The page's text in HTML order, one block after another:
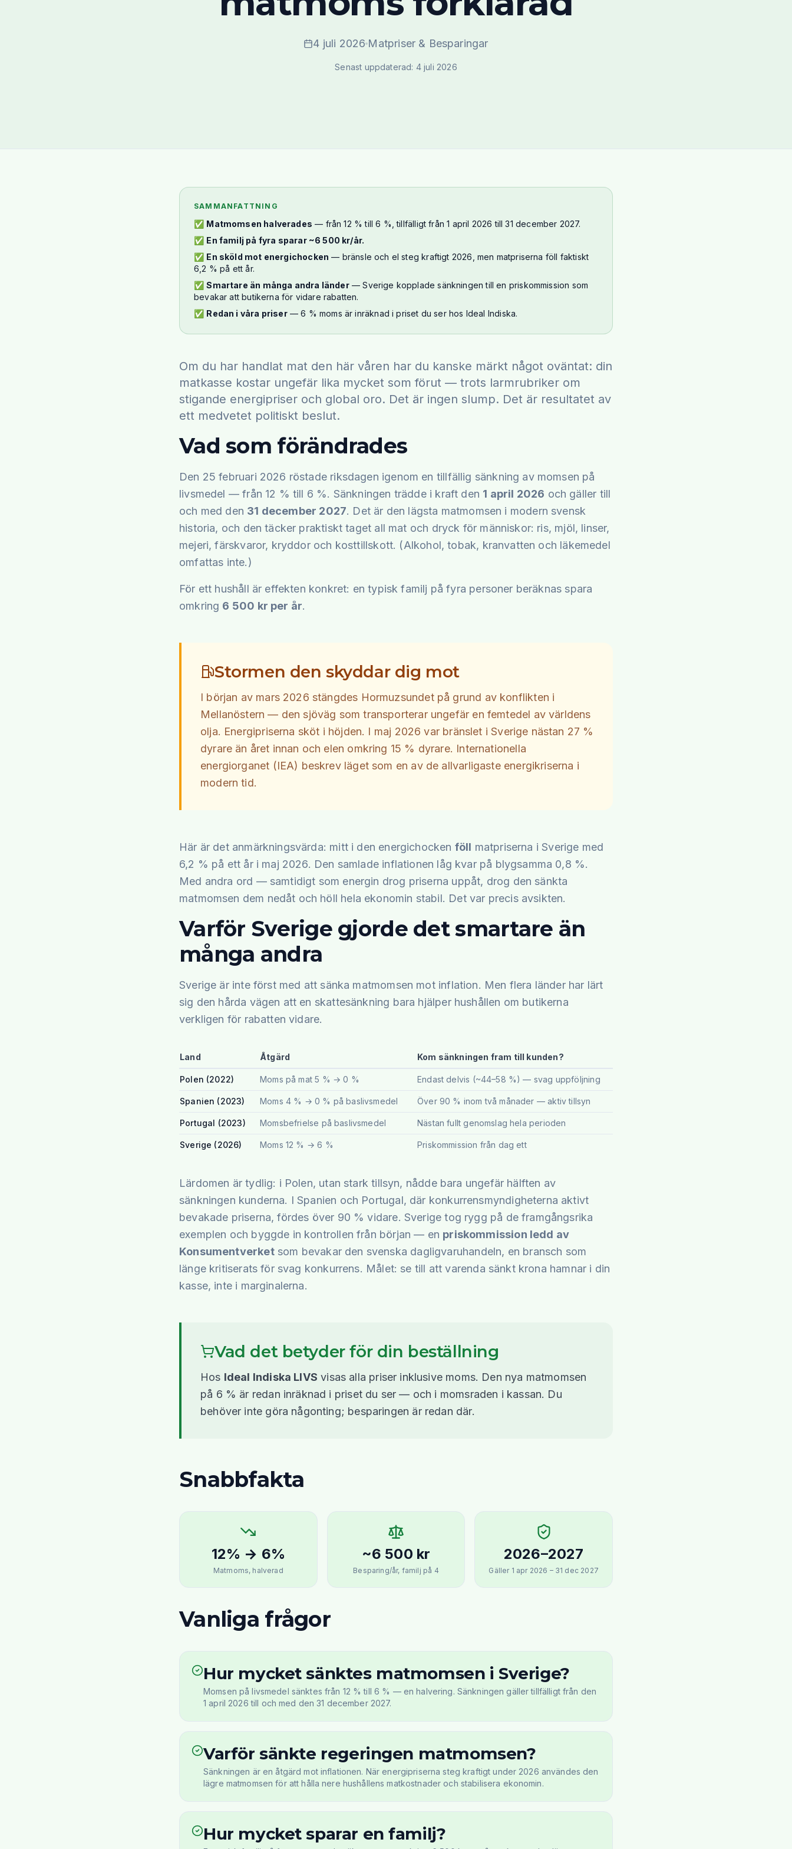
4 juli 2026 Matpriser & Besparingar
Senast uppdaterad: 4 juli 2026
SAMMANFATTNING
✅ Matmomsen halverades — från 12 % till 6 %, tillfälligt från 1 april 2026 till 31 december 2027.
✅ En familj på fyra sparar ~6 500 kr/år.
✅ En sköld mot energichocken — bränsle och el steg kraftigt 2026, men matpriserna föll faktiskt
6,2 % på ett år.
✅Smartare än många andra länder— Sverige kopplade sänkningen till en priskommission som
bevakar att butikerna för vidare rabatten.
✅ Redan i våra priser— 6 % moms är inräknad i priset du ser hos Ideal Indiska.
Om du har handlat mat den här våren har du kanske märkt något oväntat: din
matkasse kostar ungefär lika mycket som förut — trots larmrubriker om
stigande energipriser och global oro. Det är ingen slump. Det är resultatet av
ett medvetet politiskt beslut.
Vad som förändrades
Den 25 februari 2026 röstade riksdagen igenom en tillfällig sänkning av momsen på
livsmedel — från 12 % till 6 %. Sänkningen trädde i kraft den 1 april 2026 och gäller till
och med den 31 december 2027. Det är den lägsta matmomsen i modern svensk
historia, och den täcker praktiskt taget all mat och dryck för människor: ris, mjöl, linser,
mejeri, färskvaror, kryddor och kosttillskott. (Alkohol, tobak, kranvatten och läkemedel
omfattas inte.)
För ett hushåll är effekten konkret: en typisk familj på fyra personer beräknas spara
omkring 6 500 kr per år.
Stormen den skyddar dig mot
I början av mars 2026 stängdes Hormuzsundet på grund av konflikten i
Mellanöstern — den sjöväg som transporterar ungefär en femtedel av världens
olja. Energipriserna sköt i höjden. I maj 2026 var bränslet i Sverige nästan 27 %
dyrare än året innan och elen omkring 15 % dyrare. Internationella
energiorganet (IEA) beskrev läget som en av de allvarligaste energikriserna i
modern tid.
Här är det anmärkningsvärda: mitt i den energichocken föll matpriserna i Sverige med
6,2 % på ett år i maj 2026. Den samlade inflationen låg kvar på blygsamma 0,8 %.
Med andra ord — samtidigt som energin drog priserna uppåt, drog den sänkta
matmomsen dem nedåt och höll hela ekonomin stabil. Det var precis avsikten.
Varför Sverige gjorde det smartare än
många andra
Sverige är inte först med att sänka matmomsen mot inflation. Men flera länder har lärt
sig den hårda vägen att en skattesänkning bara hjälper hushållen om butikerna
verkligen för rabatten vidare.
Land Åtgärd Kom sänkningen fram till kunden?
Polen (2022) Moms på mat 5 % → 0 % Endast delvis (~44–58 %) — svag uppföljning
Spanien (2023) Moms 4 % → 0 % på baslivsmedel Över 90 % inom två månader — aktiv tillsyn
Portugal (2023) Momsbefrielse på baslivsmedel Nästan fullt genomslag hela perioden
Sverige (2026) Moms 12 % → 6 % Priskommission från dag ett
Lärdomen är tydlig: i Polen, utan stark tillsyn, nådde bara ungefär hälften av
sänkningen kunderna. I Spanien och Portugal, där konkurrensmyndigheterna aktivt
bevakade priserna, fördes över 90 % vidare. Sverige tog rygg på de framgångsrika
exemplen och byggde in kontrollen från början — en priskommission ledd av
Konsumentverketsom bevakar den svenska dagligvaruhandeln, en bransch som
länge kritiserats för svag konkurrens. Målet: se till att varenda sänkt krona hamnar i din
kasse, inte i marginalerna.
Vad det betyder för din beställning
Hos Ideal Indiska LIVS visas alla priser inklusive moms. Den nya matmomsen
på 6 % är redan inräknad i priset du ser — och i momsraden i kassan. Du
behöver inte göra någonting; besparingen är redan där.
Snabbfakta
12% → 6%
Matmoms, halverad
~6 500 kr
Besparing/år, familj på 4
2026–2027
Gäller 1 apr 2026 – 31 dec 2027
Vanliga frågor
Hur mycket sänktes matmomsen i Sverige?
Momsen på livsmedel sänktes från 12 % till 6 % — en halvering. Sänkningen gäller tillfälligt från den
1 april 2026 till och med den 31 december 2027.
Varför sänkte regeringen matmomsen?
Sänkningen är en åtgärd mot inflationen. När energipriserna steg kraftigt under 2026 användes den
lägre matmomsen för att hålla nere hushållens matkostnader och stabilisera ekonomin.
Hur mycket sparar en familj?